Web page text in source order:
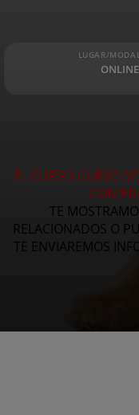
LUGAR/
ONLINE
EL CURSO CURSO
CON
TE
RELACIONADOS O
TE ENVIAREMOS